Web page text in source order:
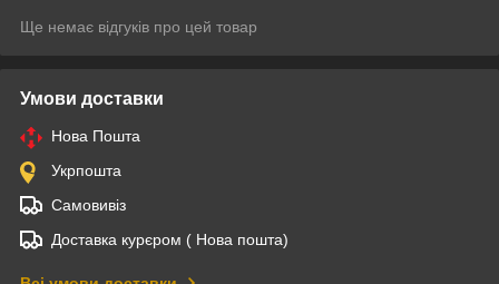
Ще немає відгуків про цей товар
Умови доставки
Нова Пошта
Укрпошта
Самовивіз
Доставка курєром ( Нова пошта)